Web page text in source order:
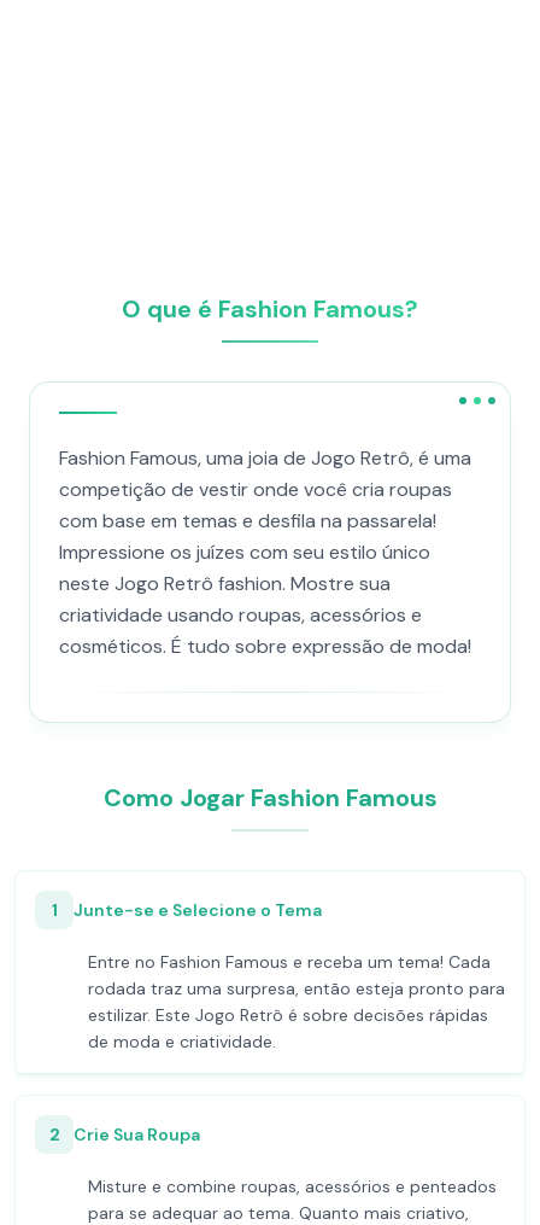
O que é Fashion Famous?
Fashion Famous, uma joia de Jogo Retrô, é uma
competição de vestir onde você cria roupas
com base em temas e desfila na passarela!
Impressione os juízes com seu estilo único
neste Jogo Retrô fashion. Mostre sua
criatividade usando roupas, acessórios e
cosméticos. É tudo sobre expressão de moda!
Como Jogar Fashion Famous
1 Junte-se e Selecione o Tema
Entre no Fashion Famous e receba um tema! Cada
rodada traz uma surpresa, então esteja pronto para
estilizar. Este Jogo Retrô é sobre decisões rápidas
de moda e criatividade.
2 Crie Sua Roupa
Misture e combine roupas, acessórios e penteados
para se adequar ao tema. Quanto mais criativo,